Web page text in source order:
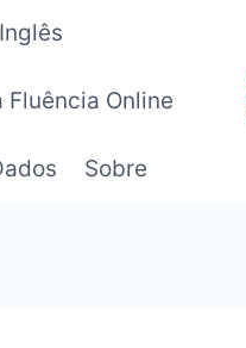
Fluência Online
Sobre